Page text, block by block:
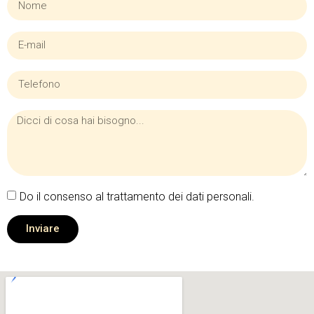
Do il consenso al trattamento dei dati personali.
Inviare